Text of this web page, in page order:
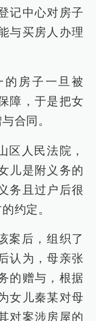
记中心对房子
与买房人办理
房子一旦被
障，于是把女
合同。
区人民法院，
儿是附义务的
务且过户后很
约定。
案后，组织了
认为，母亲张
的赠与，根据
女儿秦某对母
对案涉房屋的